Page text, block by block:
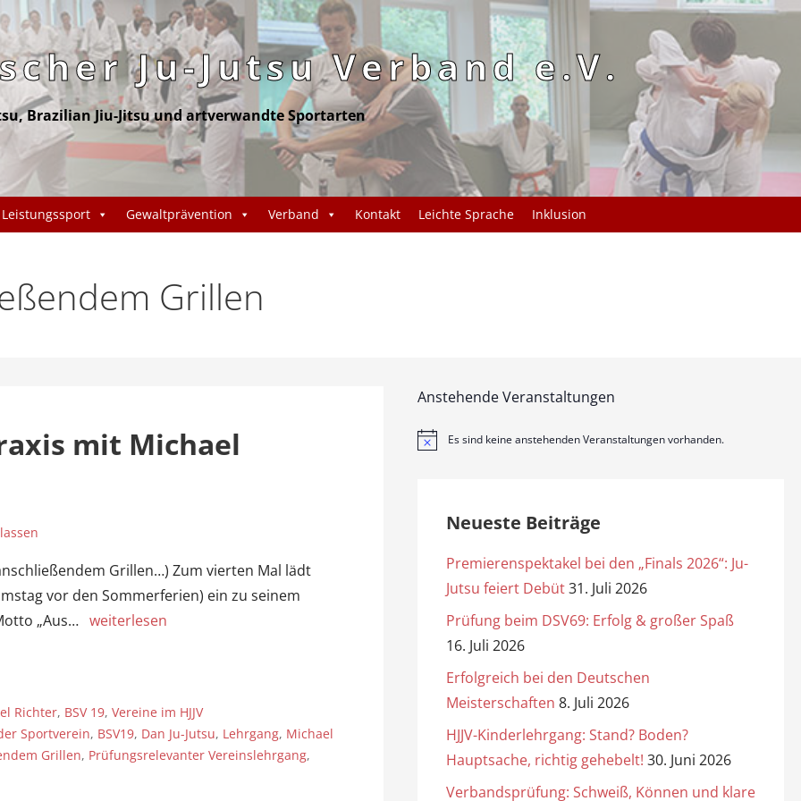
Ju-Jutsu Verband e.V.
Brazilian Jiu-Jitsu und artverwandte Sportarten
Leistungssport Gewaltprävention Verband Kontakt Leichte Sprache Inklusion
Grillen
mit Michael
Grillen…) Zum vierten Mal lädt
vor den Sommerferien) ein zu seinem
„Aus… weiterlesen
Richter, BSV 19, Vereine im HJJV
Sportverein, BSV19, Dan Ju-Jutsu, Lehrgang, Michael
Grillen, Prüfungsrelevanter Vereinslehrgang,
Anstehende Veranstaltungen
H
Es sind keine anstehenden Veranstaltungen vorhanden.
Neueste Beiträge
Premierenspektakel bei den „Finals 2026“: Ju-
Jutsu feiert Debüt31. Juli 2026
Prüfung beim DSV69: Erfolg & großer Spaß
16. Juli 2026
Erfolgreich bei den Deutschen
Meisterschaften 8. Juli 2026
HJJV-Kinderlehrgang: Stand? Boden?
Hauptsache, richtig gehebelt! 30. Juni 2026
Verbandsprüfung: Schweiß, Können und klare